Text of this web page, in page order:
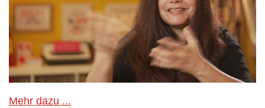
Mehr dazu ...